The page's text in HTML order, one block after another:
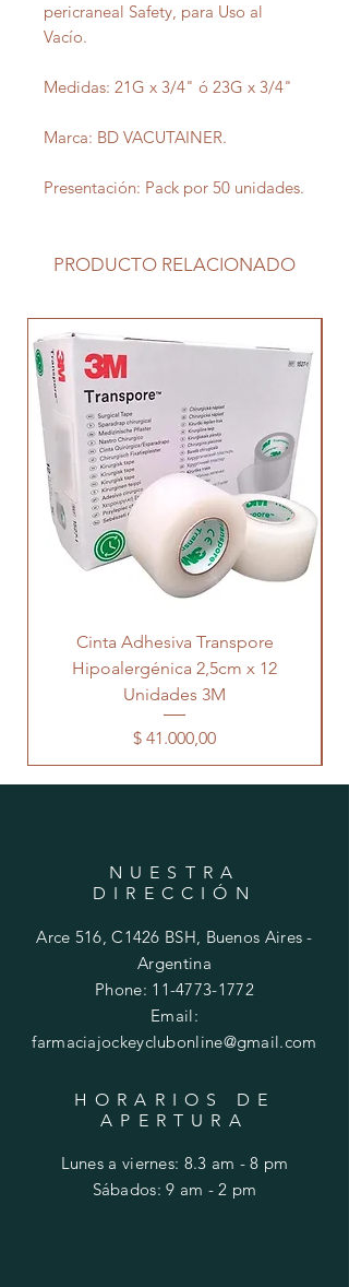
pericraneal Safety, para Uso al
Vacío.
Medidas: 21G x 3/4" ó 23G x 3/4"
Marca: BD VACUTAINER.
Presentación: Pack por 50 unidades.
PRODUCTO RELACIONADO
Cinta Adhesiva Transpore
Hipoalergénica 2,5cm x 12
Unidades 3M
Precio
$ 41.000,00
NUESTRA
DIRECCIÓN
Arce 516, C1426 BSH, Buenos Aires -
Argentina
Phone: 11-4773-1772
Email:
farmaciajockeyclubonline@gmail.com
HORARIOS DE
APERTURA
Lunes a viernes: 8.3 am - 8 pm
​​Sábados: 9 am - 2 pm